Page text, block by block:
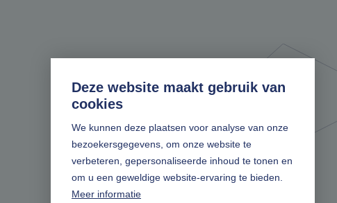
Deze website maakt gebruik van
cookies
We kunnen deze plaatsen voor analyse van onze
bezoekersgegevens, om onze website te
verbeteren, gepersonaliseerde inhoud te tonen en
om u een geweldige website-ervaring te bieden.
Meer informatie